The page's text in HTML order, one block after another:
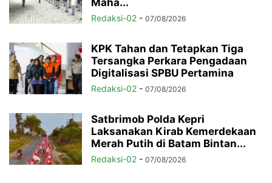
Maha...
Redaksi-02 - 07/08/2026
KPK Tahan dan Tetapkan Tiga
Tersangka Perkara Pengadaan
Digitalisasi SPBU Pertamina
Redaksi-02 - 07/08/2026
Satbrimob Polda Kepri
Laksanakan Kirab Kemerdekaan
Merah Putih di Batam Bintan...
Redaksi-02 - 07/08/2026